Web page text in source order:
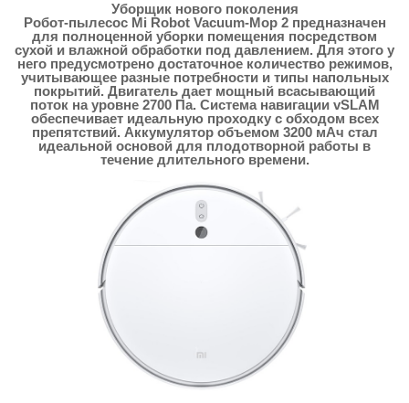
Уборщик нового поколения
Робот-пылесос Mi Robot Vacuum-Mop 2 предназначен
для полноценной уборки помещения посредством
сухой и влажной обработки под давлением. Для этого у
него предусмотрено достаточное количество режимов,
учитывающее разные потребности и типы напольных
покрытий. Двигатель дает мощный всасывающий
поток на уровне 2700 Па. Система навигации vSLAM
обеспечивает идеальную проходку с обходом всех
препятствий. Аккумулятор объемом 3200 мАч стал
идеальной основой для плодотворной работы в
течение длительного времени.